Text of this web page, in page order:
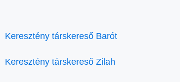
Keresztény társkereső Barót
Keresztény társkereső Zilah